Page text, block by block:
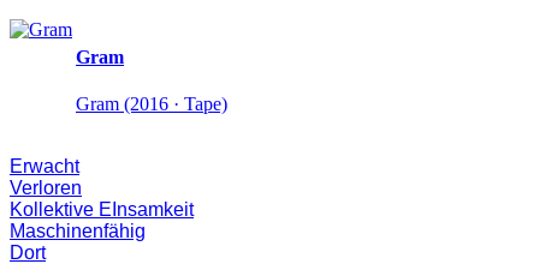
Gram
Gram (2016 · Tape)
Erwacht
Verloren
Kollektive EInsamkeit
Maschinenfähig
Dort